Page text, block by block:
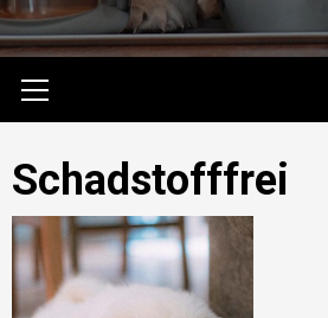
Menu
Schadstofffrei